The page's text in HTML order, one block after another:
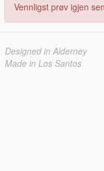
Vennligst prøv igjen
Designed in Alderney
Made in Los Santos